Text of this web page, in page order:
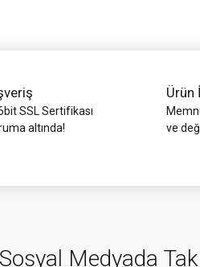
SSL Sertifikası
altında!
Ürün
ve
Medyada